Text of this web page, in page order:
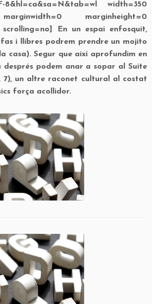
8&hl=ca&sa=N&tab=wl width=350
marginheight=0
En un espai enfosquit,
i llibres podrem prendre un mojito
casa). Segur que així aprofundim en
després podem anar a sopar al Suite
7), un altre raconet cultural al costat
força acollidor.